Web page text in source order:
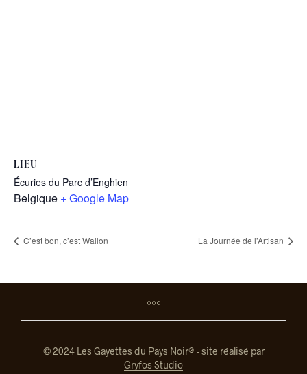
LIEU
Écuries du Parc d’Enghien
Belgique + Google Map
C’est bon, c’est Wallon La Journée de l’Artisan
© 2024 Les Gayettes du Pays Noir® - site réalisé par
Gryfos Studio